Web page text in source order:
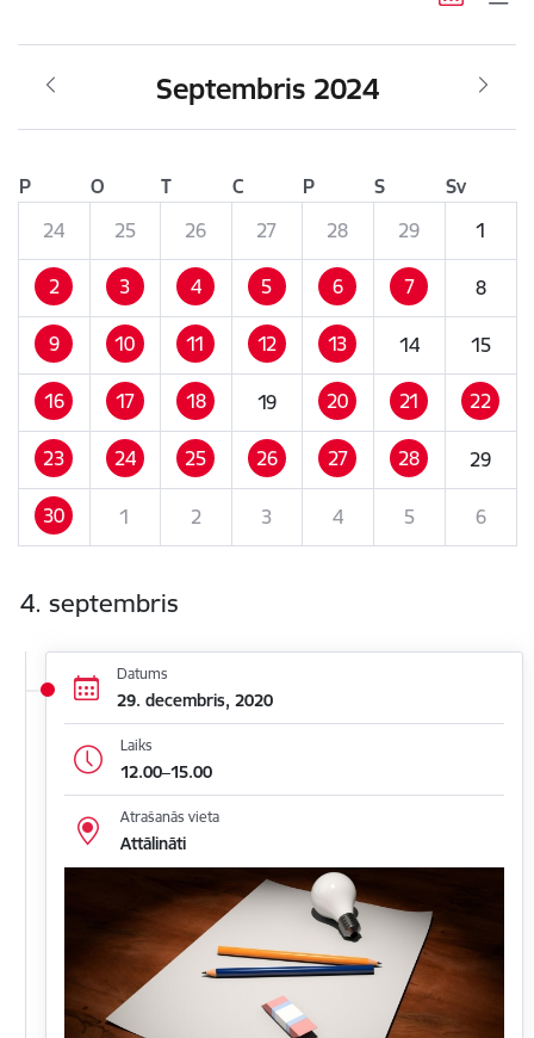
Septembris 2024
P O T C P S
Sv
24
25 26 27 28 29 1
2 3 4 5 6 7 8
9 10 11 12 13 14 15
16 17 18 19 20 21 22
23 24 25 26 27 28 29
30 1 2 3 4 5 6
4. septembris
Datums
29. decembris, 2020
Laiks
12.00–15.00
Atrašanās vieta
Attālināti